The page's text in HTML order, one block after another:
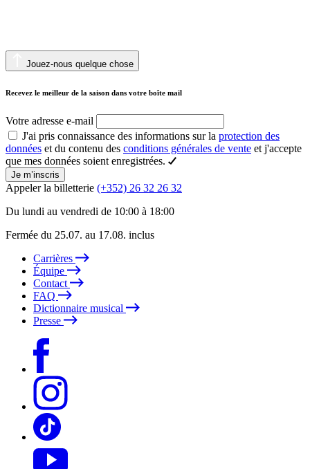
Jouez-nous quelque chose
Recevez le meilleur de la saison dans votre boîte mail
Votre adresse e-mail
J'ai pris connaissance des informations sur la protection des
données et du contenu des conditions générales de vente et j'accepte
que mes données soient enregistrées.
Je m’inscris
Appeler la billetterie (+352) 26 32 26 32
Du lundi au vendredi de 10:00 à 18:00
Fermée du 25.07. au 17.08. inclus
Carrières
Équipe
Contact
FAQ
Dictionnaire musical
Presse